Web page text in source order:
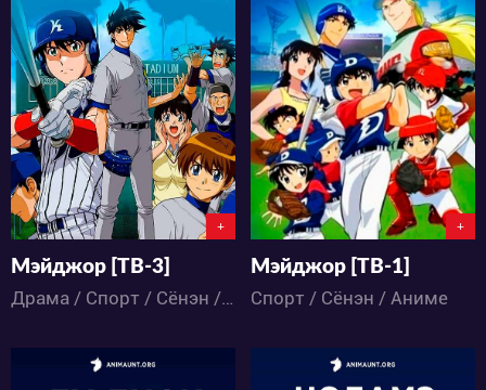
11199
2 15
+
Мэйджор [ТВ-3]
Драма / Спорт / Сёнэн / Аниме
15246
4 13
+
Мэйджор [ТВ-1]
Спорт / Сёнэн / Аниме